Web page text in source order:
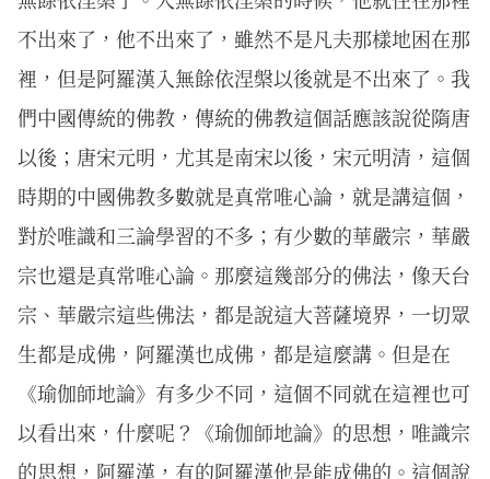
不出來了，他不出來了，雖然不是凡夫那樣地困在那
裡，但是阿羅漢入無餘依涅槃以後就是不出來了。我
們中國傳統的佛教，傳統的佛教這個話應該說從隋唐
以後；唐宋元明，尤其是南宋以後，宋元明清，這個
時期的中國佛教多數就是真常唯心論，就是講這個，
對於唯識和三論學習的不多；有少數的華嚴宗，華嚴
宗也還是真常唯心論。那麼這幾部分的佛法，像天台
宗、華嚴宗這些佛法，都是說這大菩薩境界，一切眾
生都是成佛，阿羅漢也成佛，都是這麼講。但是在
《瑜伽師地論》有多少不同，這個不同就在這裡也可
以看出來，什麼呢？《瑜伽師地論》的思想，唯識宗
的思想，阿羅漢，有的阿羅漢他是能成佛的。這個說